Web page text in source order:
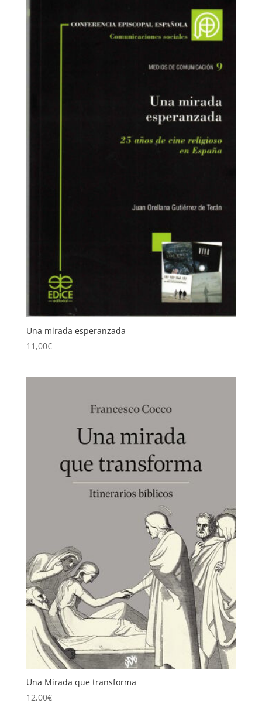
Una mirada esperanzada
11,00€
Una Mirada que transforma
12,00€